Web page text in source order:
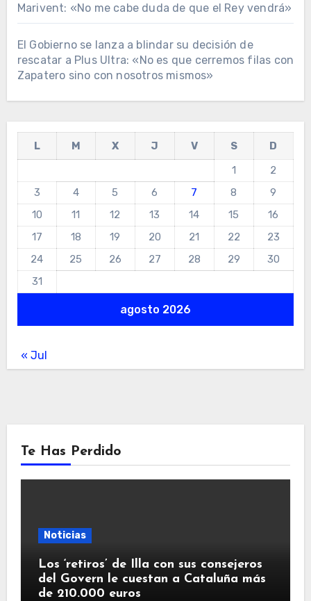
Marivent: «No me cabe duda de que el Rey vendrá»
El Gobierno se lanza a blindar su decisión de
rescatar a Plus Ultra: «No es que cerremos filas con
Zapatero sino con nosotros mismos»
agosto 2026
L M X J V S
D
1
2
3
4 5 6 7 8
9
10
11 12 13 14 15
16
17
18 19 20 21 22
23
24
25 26 27 28 29
30
31
« Jul
Te Has Perdido
Noticias
Los ‘retiros’ de Illa con sus consejeros
del Govern le cuestan a Cataluña más
de 210.000 euros